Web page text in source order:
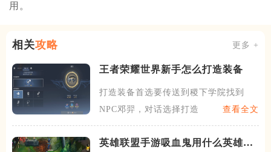
用。
相关攻略 更多 +
王者荣耀世界新手怎么打造装备
打造装备首选要传送到稷下学院找到
NPC邓羿，对话选择打造装备
查看全文
英雄联盟手游吸血鬼用什么英雄好